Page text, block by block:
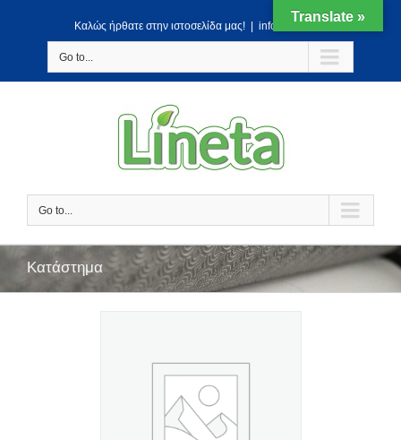
Kαλώς ήρθατε στην ιστοσελίδα μας! info@lineta.gr
Go to...
Go to...
Κατάστημα
Translate »